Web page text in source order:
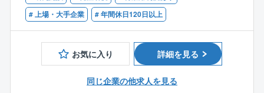
を実施するポジションです。
将来的には部下を率いてエンジニアリング業務を推進
することを期待しています。
電気インフラ設備の設計,施工監理の実施、及び機能維
持のため中長期的な視点で保全計画を立案,実行いただ
【歓迎（WANT）】
◆知識，業務経験：
務経験を有しているとなお良い。
工場電気設備における、生産設備の制御、高圧、低
圧、弱電、モーター、防爆についての知識、経験など
# 上場・大手企業
# 年間休日120日以上
お気に入り 詳細を見る
同じ企業の他求人を見る